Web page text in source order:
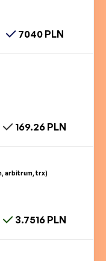
7040 PLN
169.26 PLN
arbitrum, trx)
3.7516 PLN